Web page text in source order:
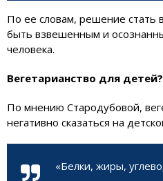
По ее словам, решение стать
быть взвешенным и
человека.
Вегетарианство для детей?
По мнению Стародубовой,
негативно сказаться на
«Белки, жиры,